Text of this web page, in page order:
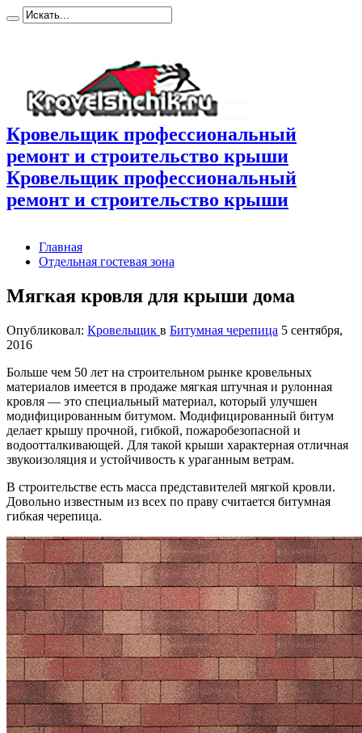
Кровельщик профессиональный
ремонт и строительство крыши
Кровельщик профессиональный
ремонт и строительство крыши
Главная
Отдельная гостевая зона
Мягкая кровля для крыши дома
Опубликовал: Кровельщик в Битумная черепица 5 сентября,
2016
Больше чем 50 лет на строительном рынке кровельных
материалов имеется в продаже мягкая штучная и рулонная
кровля — это специальный материал, который улучшен
модифицированным битумом. Модифицированный битум
делает крышу прочной, гибкой, пожаробезопасной и
водоотталкивающей. Для такой крыши характерная отличная
звукоизоляция и устойчивость к ураганным ветрам.
В строительстве есть масса представителей мягкой кровли.
Довольно известным из всех по праву считается битумная
гибкая черепица.